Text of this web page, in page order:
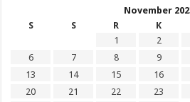
November
S
S R K
1
2
6
7 8 9
13
14 15 16
20
21 22 23